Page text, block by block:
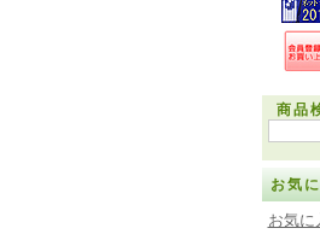
商品
お気
お気に